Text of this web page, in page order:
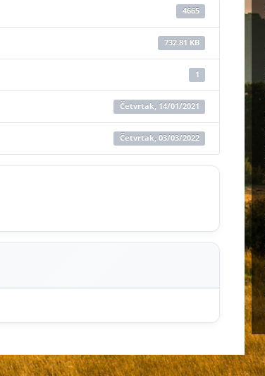
4665
732.81 KB
1
Četvrtak, 14/01/2021
Četvrtak, 03/03/2022